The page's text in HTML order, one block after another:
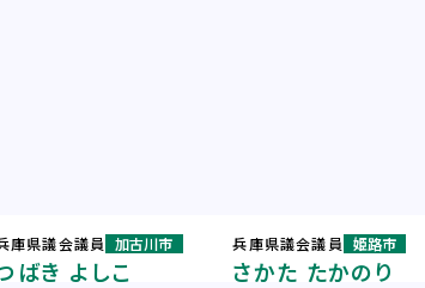
庫県議会議員 加古川市
ばき よしこ
兵庫県議会議員 姫路市
さかた たかのり